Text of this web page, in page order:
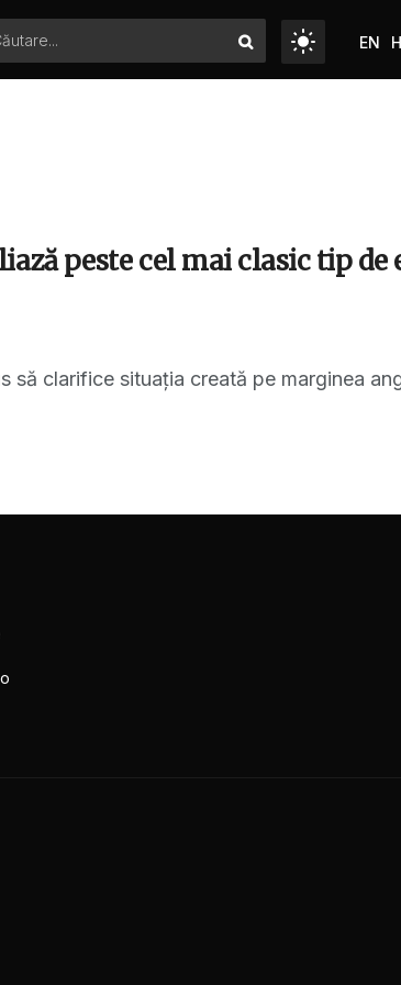
EN
peste cel mai clasic tip de
să clarifice situaţia creată pe marginea